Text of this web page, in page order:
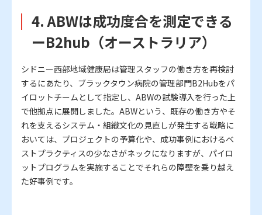
4. ABWは成功度合を測定できる
ーB2hub（オーストラリア）
シドニー西部地域健康局は管理スタッフの働き方を再検討
するにあたり、ブラックタウン病院の管理部門B2Hubをパ
イロットチームとして指定し、ABWの試験導入を行った上
で他拠点に展開しました。ABWという、既存の働き方やそ
れを支えるシステム・組織文化の見直しが発生する戦略に
おいては、プロジェクトの予算化や、成功事例におけるベ
ストプラクティスの少なさがネックになりますが、パイロ
ットプログラムを実施することでそれらの障壁を乗り越え
た好事例です。